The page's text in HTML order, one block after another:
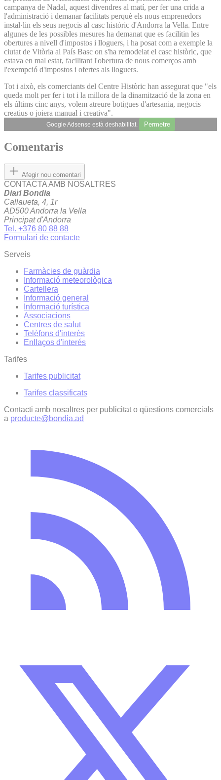
campanya de Nadal, aquest divendres al matí, per fer una crida a
l'administració i demanar facilitats perquè els nous emprenedors
instal·lin els seus negocis al casc històric d'Andorra la Vella. Entre
algunes de les possibles mesures ha demanat que es facilitin les
obertures a nivell d'impostos i lloguers, i ha posat com a exemple la
ciutat de Vitòria al País Basc on s'ha remodelat el casc històric, que
estava en mal estat, facilitant l'obertura de nous comerços amb
l'exempció d'impostos i ofertes als lloguers.
Tot i això, els comerciants del Centre Històric han assegurat que "els
queda molt per fer i tot i la millora de la dinamització de la zona en
els últims cinc anys, volem atreure botigues d'artesania, negocis
creatius o joiera manual i creativa".
Google Adsense està deshabilitat. Permetre
Comentaris
Afegir nou comentari
CONTACTA AMB NOSALTRES
Diari Bondia
Callaueta, 4, 1r
AD500 Andorra la Vella
Principat d'Andorra
Tel. +376 80 88 88
Formulari de contacte
Serveis
Farmàcies de guàrdia
Informació meteorològica
Cartellera
Informació general
Informació turística
Associacions
Centres de salut
Telèfons d'interès
Enllaços d'interés
Tarifes
Tarifes publicitat
Tarifes classificats
Contacti amb nosaltres per publicitat o qüestions comercials
a producte@bondia.ad